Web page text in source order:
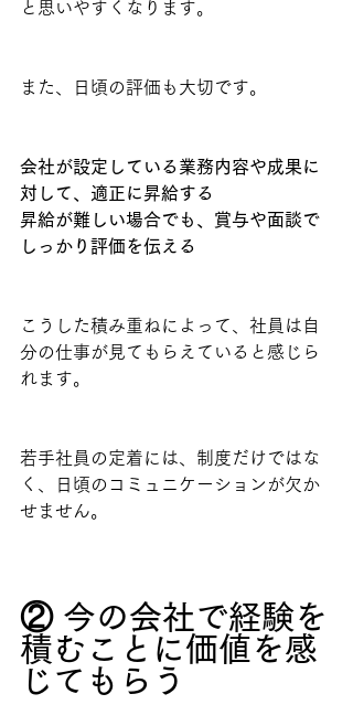
と思いやすくなります。
また、日頃の評価も大切です。
会社が設定している業務内容や成果に
対して、適正に昇給する
昇給が難しい場合でも、賞与や面談で
しっかり評価を伝える
こうした積み重ねによって、社員は自
分の仕事が見てもらえていると感じら
れます。
若手社員の定着には、制度だけではな
く、日頃のコミュニケーションが欠か
せません。
② 今の会社で経験を
積むことに価値を感
じてもらう